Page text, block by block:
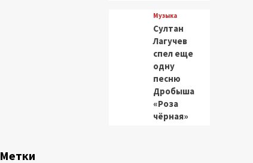
Музыка
Султан
Лагучев
спел еще
одну
песню
Дробыша
«Роза
чёрная»
Метки